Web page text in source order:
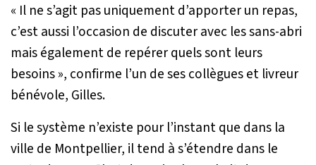
« Il ne s’agit pas uniquement d’apporter un repas,
c’est aussi l’occasion de discuter avec les sans-abri
mais également de repérer quels sont leurs
besoins», confirme l’un de ses collègues et livreur
bénévole, Gilles.
Si le système n’existe pour l’instant que dans la
ville de Montpellier, il tend à s’étendre dans le